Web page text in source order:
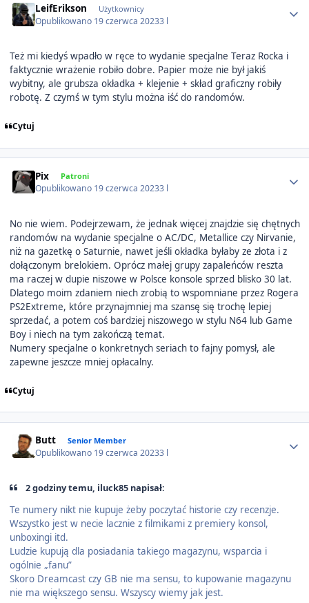
LeifErikson Użytkownicy
Opublikowano 19 czerwca 20233 l
Też mi kiedyś wpadło w ręce to wydanie specjalne Teraz Rocka i
faktycznie wrażenie robiło dobre. Papier może nie był jakiś
wybitny, ale grubsza okładka + klejenie + skład graficzny robiły
robotę. Z czymś w tym stylu można iść do randomów.
Cytuj
Pix Patroni
Opublikowano 19 czerwca 20233 l
No nie wiem. Podejrzewam, że jednak więcej znajdzie się chętnych
randomów na wydanie specjalne o AC/DC, Metallice czy Nirvanie,
niż na gazetkę o Saturnie, nawet jeśli okładka byłaby ze złota i z
dołączonym brelokiem. Oprócz małej grupy zapaleńców reszta
ma raczej w dupie niszowe w Polsce konsole sprzed blisko 30 lat.
Dlatego moim zdaniem niech zrobią to wspomniane przez Rogera
PS2Extreme, które przynajmniej ma szansę się trochę lepiej
sprzedać, a potem coś bardziej niszowego w stylu N64 lub Game
Boy i niech na tym zakończą temat.
Numery specjalne o konkretnych seriach to fajny pomysł, ale
zapewne jeszcze mniej opłacalny.
Cytuj
Butt Senior Member
Opublikowano 19 czerwca 20233 l
2 godziny temu, iluck85 napisał:
Te numery nikt nie kupuje żeby poczytać historie czy recenzje.
Wszystko jest w necie lacznie z filmikami z premiery konsol,
unboxingi itd.
Ludzie kupują dla posiadania takiego magazynu, wsparcia i
ogólnie „fanu”
Skoro Dreamcast czy GB nie ma sensu, to kupowanie magazynu
nie ma większego sensu. Wszyscy wiemy jak jest.